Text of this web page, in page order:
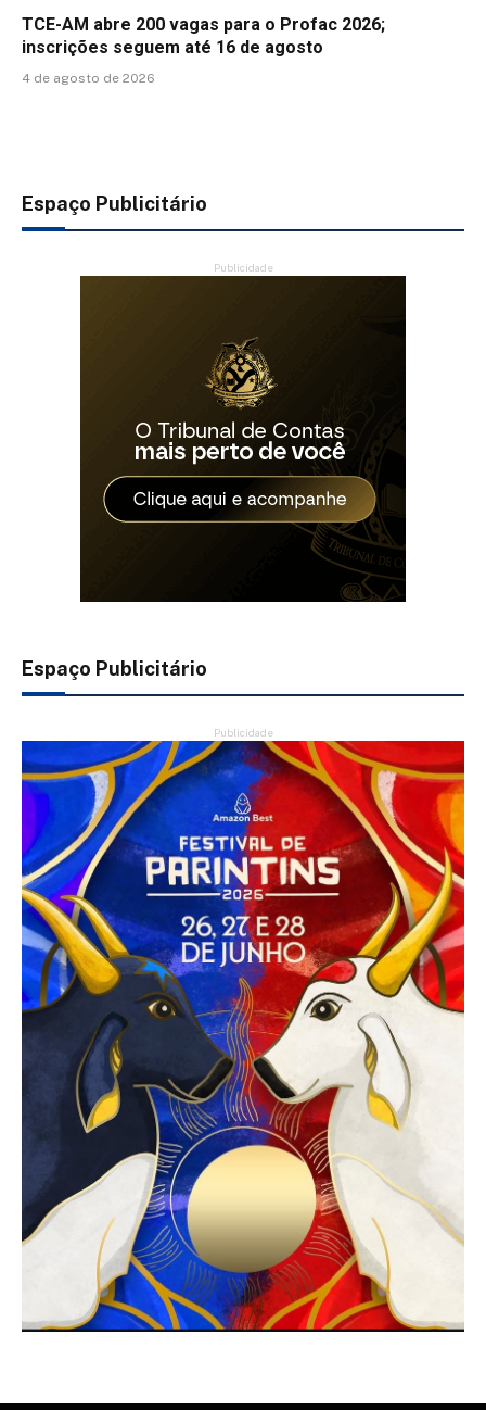
TCE-AM abre 200 vagas para o Profac 2026;
inscrições seguem até 16 de agosto
4 de agosto de 2026
Espaço Publicitário
Publicidade
Espaço Publicitário
Publicidade